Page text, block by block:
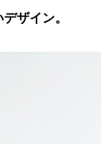
ザイン。